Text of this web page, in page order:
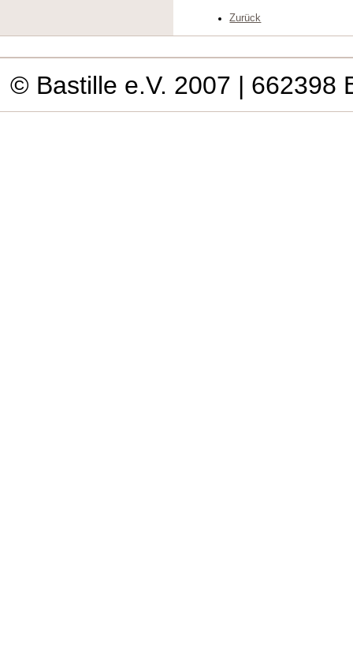
Zurück
© Bastille e.V. 2007 | 662398